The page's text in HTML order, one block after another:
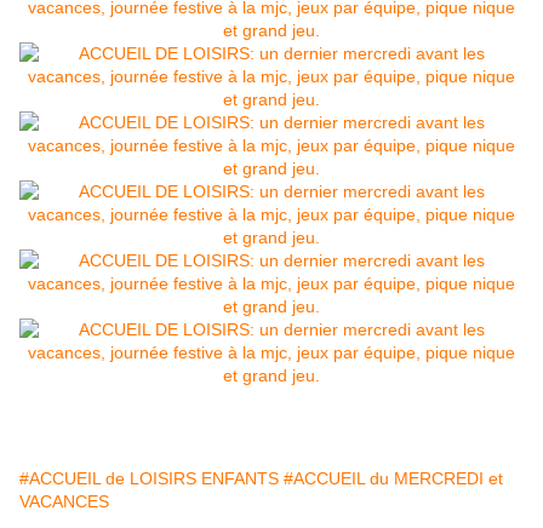
#ACCUEIL de LOISIRS ENFANTS #ACCUEIL du MERCREDI et
VACANCES